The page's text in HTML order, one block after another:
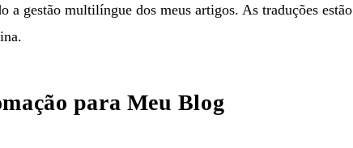
gestão multilíngue dos meus artigos. As traduções estão
para Meu Blog